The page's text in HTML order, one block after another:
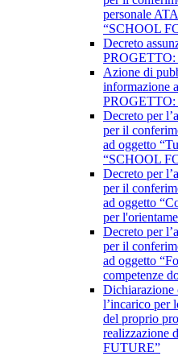
personale
“SCHOOL
Decreto
PROGETTO:
Azione di
informazione
PROGETTO:
Decreto per
per il
ad oggetto
“SCHOOL
Decreto per
per il
ad oggetto
per
Decreto per
per il
ad oggetto
competenze
Dichiarazione
l’incarico per
del proprio
realizzazione
FUTURE”